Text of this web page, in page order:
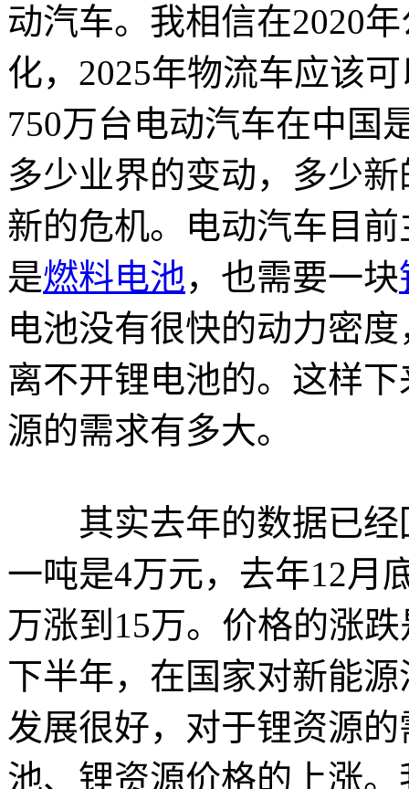
动汽车。我相信在2020
化，2025年物流车应该
750万台电动汽车在中国
多少业界的变动，多少
新的危机。电动汽车目
是燃料电池，也需要一块
电池没有很快的动力密
离不开锂电池的。这样
源的需求有多大。
其实去年的数据已经
一吨是4万元，去年12月
万涨到15万。价格的涨
下半年，在国家对新能
发展很好，对于锂资源
池、锂资源价格的上涨